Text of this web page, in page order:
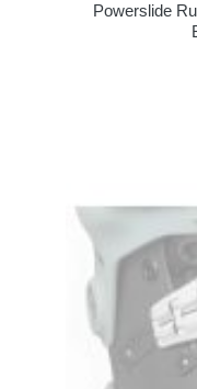
Powerslide